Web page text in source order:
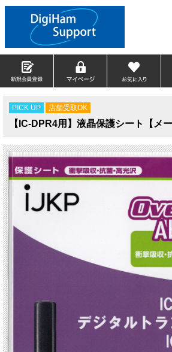
PICK UP 店舗受取OK
【IC-DPR4用】液晶保護シート【メー